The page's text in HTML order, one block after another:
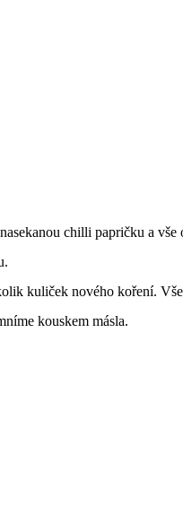
chilli papričku a vše
kuliček nového koření.
kouskem másla.